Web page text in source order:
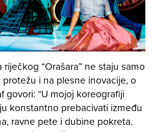
“Orašara” ne staju samo
i na plesne inovacije, o
govori: “U mojoj koreografiji
konstantno prebacivati između
ravne pete i dubine pokreta.